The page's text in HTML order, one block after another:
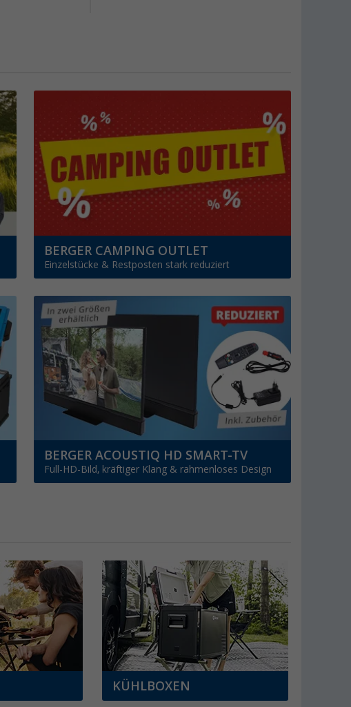
BERGER CAMPING OUTLET
Einzelstücke & Restposten stark reduziert
BERGER ACOUSTIQ HD SMART-TV
Full-HD-Bild, kräftiger Klang & rahmenloses Design
KÜHLBOXEN